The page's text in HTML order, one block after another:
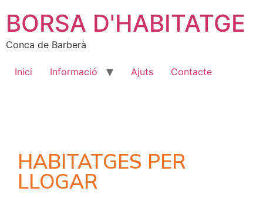
BORSA D'HABITATGE
Conca de Barberà
Inici Informació Ajuts Contacte
HABITATGES PER
LLOGAR